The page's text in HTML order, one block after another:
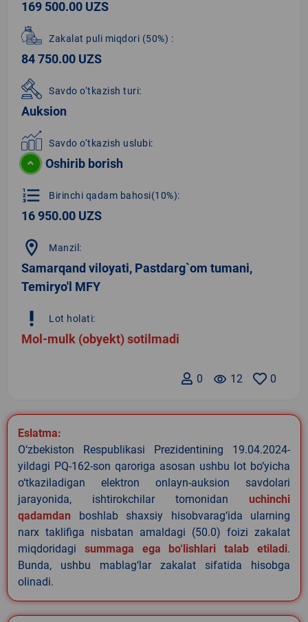
169 500.00 UZS
Zakalat puli miqdori (50%) :
84 750.00 UZS
Savdo o‘tkazish turi:
Auksion
Savdo o‘tkazish uslubi:
Oshirib borish
format_list_numbered Birinchi qadam bahosi(10%):
16 950.00 UZS
location_on Manzil:
Samarqand viloyati, Pastdarg`om tumani,
Temiryo'l MFY
priority_high Lot holati:
Mol-mulk (obyekt) sotilmadi
0
remove_red_eye 12
0
Eslatma:
O‘zbekiston Respublikasi Prezidentining 19.04.2024-
yildagi PQ-162-son qaroriga asosan ushbu lot bo‘yicha
o‘tkaziladigan elektron onlayn-auksion savdolari
jarayonida, ishtirokchilar tomonidan uchinchi
qadamdan boshlab shaxsiy hisobvarag‘ida ularning
narx taklifiga nisbatan amaldagi (50.0) foizi zakalat
miqdoridagi summaga ega bo‘lishlari talab etiladi.
Bunda, ushbu mablag‘lar zakalat sifatida hisobga
olinadi.